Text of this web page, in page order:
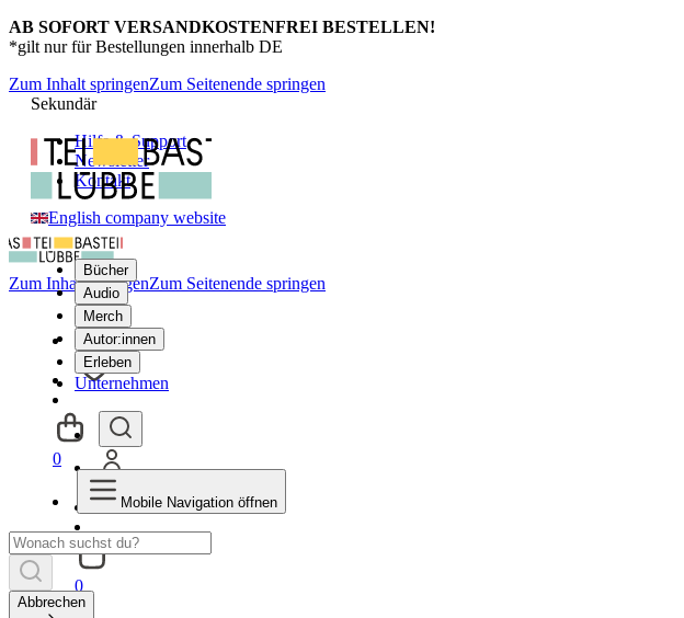
AB SOFORT VERSANDKOSTENFREI BESTELLEN!
*gilt nur für Bestellungen innerhalb DE
Zum Inhalt springenZum Seitenende springen
Sekundär
Hilfe & Support
Newsletter
Kontakt
English company website
Bücher
Audio
Merch
Autor:innen
Erleben
Unternehmen
0
Zum Inhalt springenZum Seitenende springen
0
Mobile Navigation öffnen
Abbrechen